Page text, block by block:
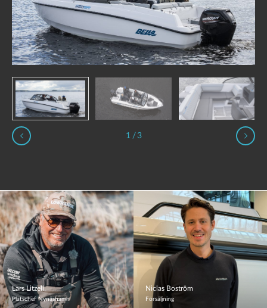
1 /3
Lars Litzell
Platschef Nynäshamn
Niclas Boström
Försäljning